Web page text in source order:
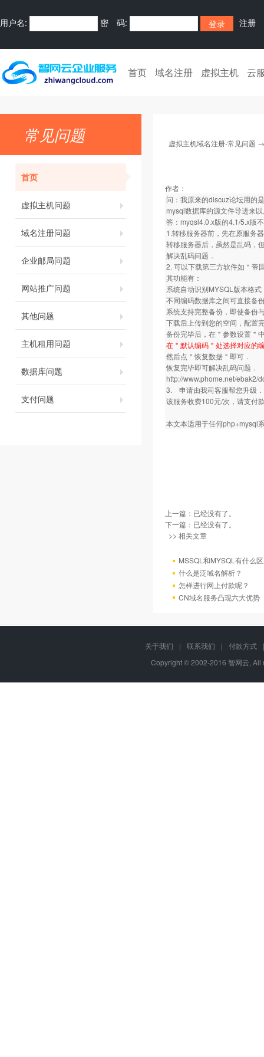
用户名: 密 码: 注册
首页 域名注册 虚拟主机 云
常见问题
首页
虚拟主机问题
域名注册问题
企业邮局问题
网站推广问题
其他问题
主机租用问题
数据库问题
支付问题
虚拟主机域名注册-常见问题
作者：
问：我原来的discuz论坛用的
mysql数据库的源文件导进来
答：myqsl4.0.x版的4.1/5.x版
1.转移服务器前，先在原服务
转移服务器后，虽然是乱码，
解决乱码问题．
2. 可以下载第三方软件如＂
其功能有：
系统自动识别MYSQL版本格
不同编码数据库之间可直接备
系统支持完整备份，即使备份
下载后上传到您的空间，配置
备份完毕后，在＂参数设置＂
在＂默认编码＂处选择对应的
然后点＂恢复数据＂即可．
恢复完毕即可解决乱码问题．
http://www.phome.net/ebak2/
3. 申请由我司客服帮您升级．
该服务收费100元/次，请支付
本文本适用于任何php+mysql
上一篇：已经没有了。
下一篇：已经没有了。
>> 相关文章
MSSQL和MYSQL有什么
什么是泛域名解析？
怎样进行网上付款呢？
CN域名服务凸现六大优势
关于我们 | 联系我们 | 付款方式
|
Copyright © 2002-2016 智网云,